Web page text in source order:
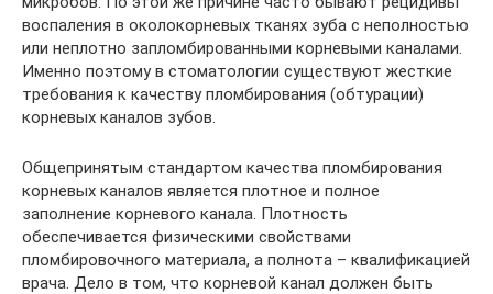
воспаления в околокорневых тканях зуба с неполностью
или неплотно запломбированными корневыми каналами.
Именно поэтому в стоматологии существуют жесткие
требования к качеству пломбирования (обтурации)
корневых каналов зубов.
Общепринятым стандартом качества пломбирования
корневых каналов является плотное и полное
заполнение корневого канала. Плотность
обеспечивается физическими свойствами
пломбировочного материала, а полнота – квалификацией
врача. Дело в том, что корневой канал должен быть